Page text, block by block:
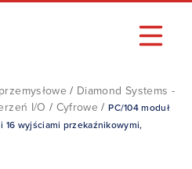
/ Diamond Systems -
I/O / Cyfrowe /PC/104 moduł
16 wyjściami przekaźnikowymi,